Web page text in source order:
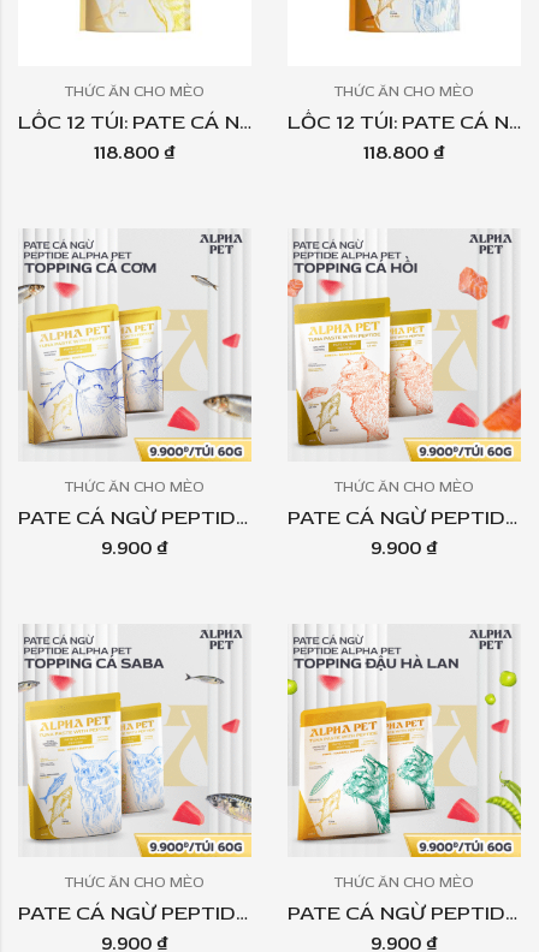
THỨC ĂN CHO MÈO
LỐC 12 TÚI: PATE CÁ NGỪ PEPTIDE ALPHA PET 60GR – TOPPING PHÔ MAI
118.800 ₫
THỨC ĂN CHO MÈO
LỐC 12 TÚI: PATE CÁ NGỪ PEPTIDE ALPHA PET60GR – TOPPING CÁ SABA
118.800 ₫
THỨC ĂN CHO MÈO
PATE CÁ NGỪ PEPTIDE ALPHA PET – TOPPING CÁ CƠM TÚI 60GR
9.900 ₫
THỨC ĂN CHO MÈO
PATE CÁ NGỪ PEPTIDE ALPHA PET – TOPPING CÁ HỒI TÚI 60GR
9.900 ₫
THỨC ĂN CHO MÈO
PATE CÁ NGỪ PEPTIDE ALPHA PET – TOPPING CÁ SABA TÚI 60GR
9.900 ₫
THỨC ĂN CHO MÈO
PATE CÁ NGỪ PEPTIDE ALPHA PET – TOPPING ĐẬU HÀ LAN TÚI 60GR
9.900 ₫